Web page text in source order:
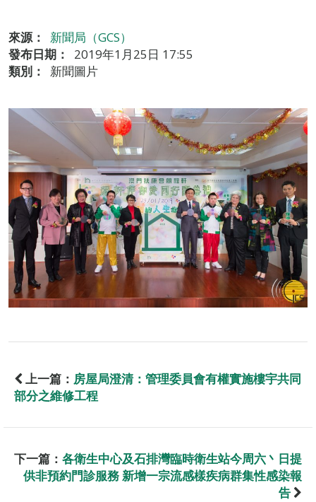
來源：
新聞局（GCS）
發布日期：
2019年1月25日 17:55
類別：
新聞圖片
上一篇： 房屋局澄清：管理委員會有權實施樓宇共同
部分之維修工程
下一篇： 各衛生中心及石排灣臨時衛生站今周六丶日提
供非預約門診服務 新增一宗流感樣疾病群集性感染報
告